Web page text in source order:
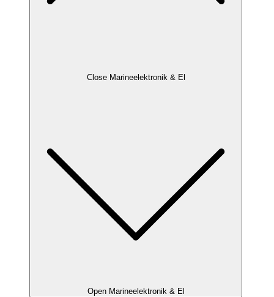
Close Marineelektronik & El
Open Marineelektronik & El